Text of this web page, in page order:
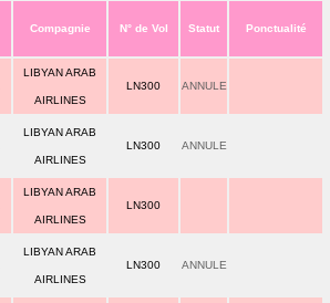
Compagnie N° de Vol Statut Ponctualité
LIBYAN ARAB
AIRLINES
LN300 ANNULE
LIBYAN ARAB
AIRLINES
LN300 ANNULE
LIBYAN ARAB
AIRLINES
LN300
LIBYAN ARAB
AIRLINES
LN300 ANNULE